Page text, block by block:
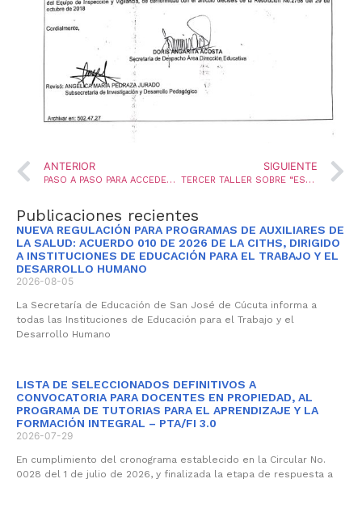
ANTERIOR
PASO A PASO PARA ACCEDER A SERVICIOS MÉDICOS ASEGURADORA SOLIDARIA A NIVEL NACIONAL
SIGUIENTE
TERCER TALLER SOBRE “ESTRATEGIAS PARA ACOMPAÑAR LAS TRANSICIONES EDUCATIVAS DE LOS ESTUDIANTES CON CAPACIDADES Y/O TALENTOS EXCEPCIONALES”
Publicaciones recientes
NUEVA REGULACIÓN PARA PROGRAMAS DE AUXILIARES DE
LA SALUD: ACUERDO 010 DE 2026 DE LA CITHS, DIRIGIDO
A INSTITUCIONES DE EDUCACIÓN PARA EL TRABAJO Y EL
DESARROLLO HUMANO
2026-08-05
La Secretaría de Educación de San José de Cúcuta informa a
todas las Instituciones de Educación para el Trabajo y el
Desarrollo Humano
LISTA DE SELECCIONADOS DEFINITIVOS A
CONVOCATORIA PARA DOCENTES EN PROPIEDAD, AL
PROGRAMA DE TUTORIAS PARA EL APRENDIZAJE Y LA
FORMACIÓN INTEGRAL – PTA/FI 3.0
2026-07-29
En cumplimiento del cronograma establecido en la Circular No.
0028 del 1 de julio de 2026, y finalizada la etapa de respuesta a